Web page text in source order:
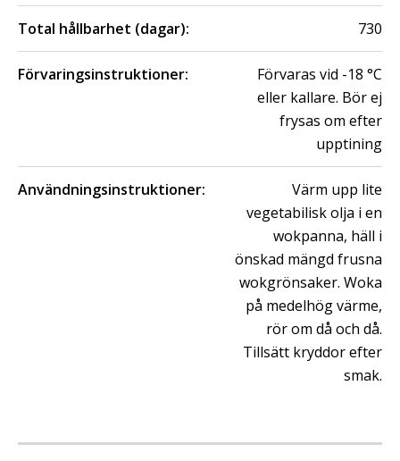
Total hållbarhet (dagar): 730
Förvaringsinstruktioner:
Förvaras vid -18 °C
eller kallare. Bör ej
frysas om efter
upptining
Användningsinstruktioner:
Värm upp lite
vegetabilisk olja i en
wokpanna, häll i
önskad mängd frusna
wokgrönsaker. Woka
på medelhög värme,
rör om då och då.
Tillsätt kryddor efter
smak.